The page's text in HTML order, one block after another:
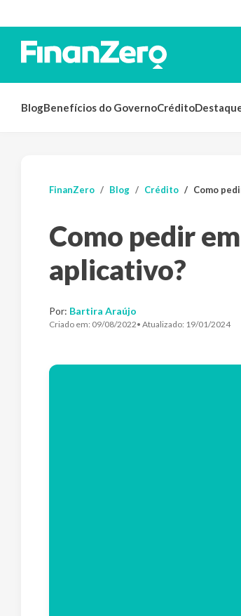
BlogBenefícios do GovernoCrédito
FinanZero Blog Crédito Como
Como pedir
aplicativo?
Por: Bartira Araújo
Criado em: 09/08/2022• Atualizado: 19/01/2024